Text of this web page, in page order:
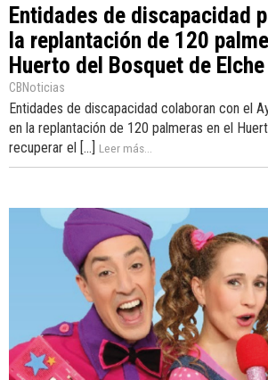
Entidades de discapacidad
la replantación de 120
Huerto del Bosquet de Elche
CBNoticias
Entidades de discapacidad colaboran con el
en la replantación de 120 palmeras en el
recuperar el [...] Leer más...